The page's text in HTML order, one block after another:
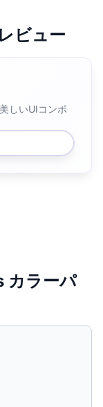
ビュー
しいUIコンポ
カラーパ